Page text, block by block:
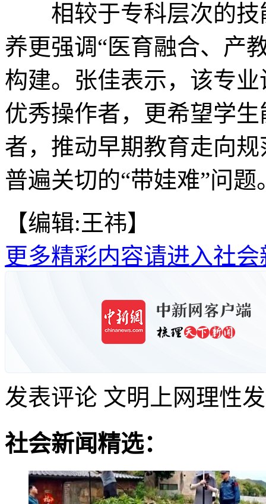
相较于专科层次的技
养更强调“医育融合、产
构建。张佳表示，该专
优秀操作者，更希望学
者，推动早期教育走向
普遍关切的“带娃难”问题
【编辑:王祎】
更多精彩内容请进入社会
发表评论 文明上网理性
社会新闻精选：